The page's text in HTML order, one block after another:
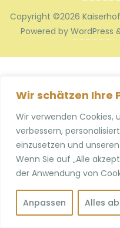
Wir schätzen Ihre
Wir verwenden Cookies,
verbessern,
einzusetzen und
Wenn Sie auf „Alle
der Anwendung von
Anpassen Alles
Copyright ©2026
Powered by WordPress